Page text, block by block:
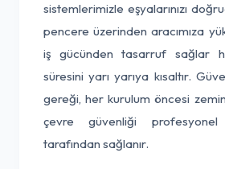
sistemlerimizle eşyalarınızı
pencere üzerinden aracımıza
iş gücünden tasarruf sağlar
süresini yarı yarıya kısaltır.
gereği, her kurulum öncesi
çevre güvenliği profesyonel
tarafından sağlanır.